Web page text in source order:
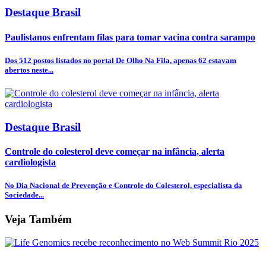
Destaque Brasil
Paulistanos enfrentam filas para tomar vacina contra sarampo
Dos 512 postos listados no portal De Olho Na Fila, apenas 62 estavam
abertos neste...
Destaque Brasil
Controle do colesterol deve começar na infância, alerta
cardiologista
No Dia Nacional de Prevenção e Controle do Colesterol, especialista da
Sociedade...
Veja Também